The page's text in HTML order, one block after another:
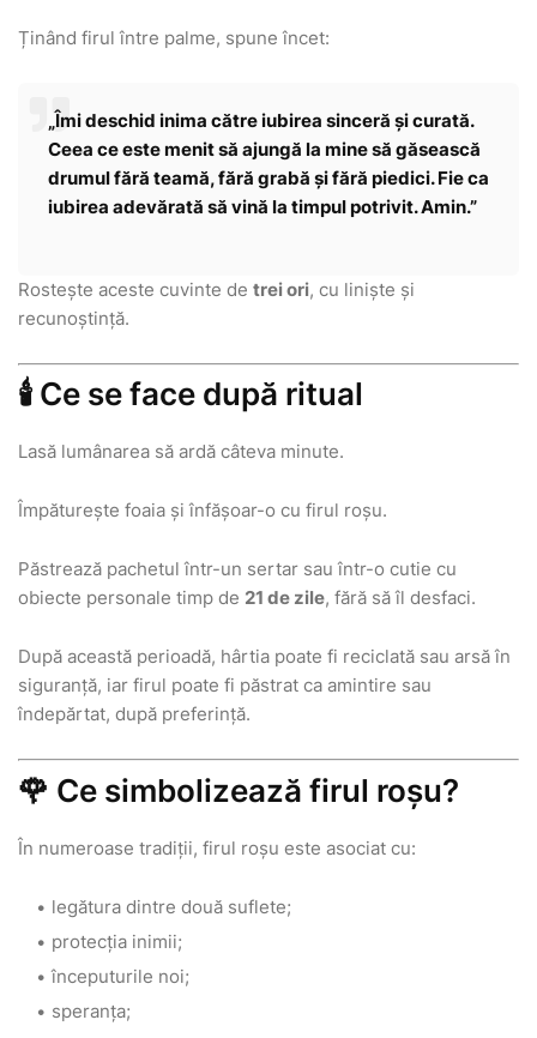
Ținând firul între palme, spune încet:
„Îmi deschid inima către iubirea sinceră și curată.
Ceea ce este menit să ajungă la mine să găsească
drumul fără teamă, fără grabă și fără piedici. Fie ca
iubirea adevărată să vină la timpul potrivit. Amin.”
Rostește aceste cuvinte de trei ori, cu liniște și
recunoștință.
🕯️ Ce se face după ritual
Lasă lumânarea să ardă câteva minute.
Împăturește foaia și înfășoar-o cu firul roșu.
Păstrează pachetul într-un sertar sau într-o cutie cu
obiecte personale timp de 21 de zile, fără să îl desfaci.
După această perioadă, hârtia poate fi reciclată sau arsă în
siguranță, iar firul poate fi păstrat ca amintire sau
îndepărtat, după preferință.
🌹 Ce simbolizează firul roșu?
În numeroase tradiții, firul roșu este asociat cu:
legătura dintre două suflete;
protecția inimii;
începuturile noi;
speranța;